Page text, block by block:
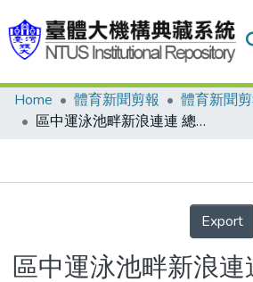
Communities & Collections
Home 體育新聞剪報
體育新聞
區中運泳池畔新浪連連 總計四天締造四項全國紀錄 二十一項大會紀錄 收穫豐碩/五游泳接力項目大逆轉 以計時決賽重賽 三隊敗部復活
Details
Export
區中運泳池畔新浪